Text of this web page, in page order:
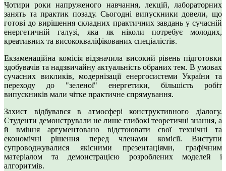
Чотири роки напруженого навчання, лекцій, лабораторних
занять та практик позаду. Сьогодні випускники довели, що
готові до вирішення складних практичних завдань у сучасній
енергетичній галузі, яка як ніколи потребує молодих,
креативних та висококваліфікованих спеціалістів.
Екзаменаційна комісія відзначила високий рівень підготовки
здобувачів та надзвичайну актуальність обраних тем. В умовах
сучасних викликів, модернізації енергосистеми України та
переходу до "зеленої" енергетики, більшість робіт
випускників мали чітке практичне спрямування.
Захист відбувався в атмосфері конструктивного діалогу.
Студенти демонстрували не лише глибокі теоретичні знання, а
й вміння аргументовано відстоювати свої технічні та
економічні рішення перед членами комісії. Виступи
супроводжувалися якісними презентаціями, графічним
матеріалом та демонстрацією розроблених моделей і
алгоритмів.